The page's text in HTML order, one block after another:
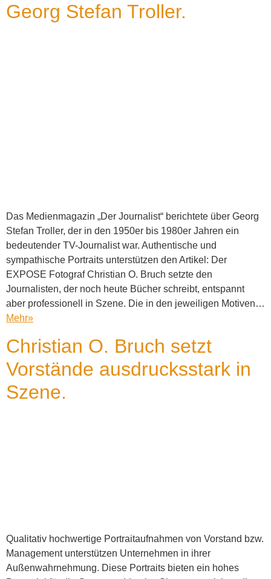
Georg Stefan Troller.
Das Medienmagazin „Der Journalist“ berichtete über Georg
Stefan Troller, der in den 1950er bis 1980er Jahren ein
bedeutender TV-Journalist war. Authentische und
sympathische Portraits unterstützen den Artikel: Der
EXPOSE Fotograf Christian O. Bruch setzte den
Journalisten, der noch heute Bücher schreibt, entspannt
aber professionell in Szene. Die in den jeweiligen Motiven…
Mehr»
Christian O. Bruch setzt
Vorstände ausdrucksstark in
Szene.
Qualitativ hochwertige Portraitaufnahmen von Vorstand bzw.
Management unterstützen Unternehmen in ihrer
Außenwahrnehmung. Diese Portraits bieten ein hohes